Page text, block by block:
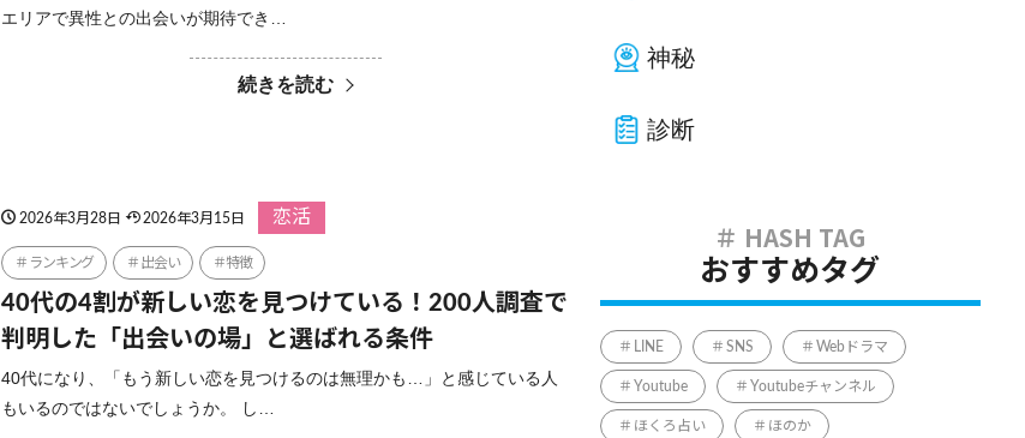
エリアで異性との出会いが期待でき…
続きを読む
2026年3月28日 2026年3月15日 恋活
ランキング 出会い 特徴
40代の4割が新しい恋を見つけている！200人調査で
判明した「出会いの場」と選ばれる条件
40代になり、「もう新しい恋を見つけるのは無理かも…」と感じている人
もいるのではないでしょうか。 し…
神秘
診断
おすすめタグ
LINE SNS Webドラマ
Youtube Youtubeチャンネル
ほくろ占い ほのか